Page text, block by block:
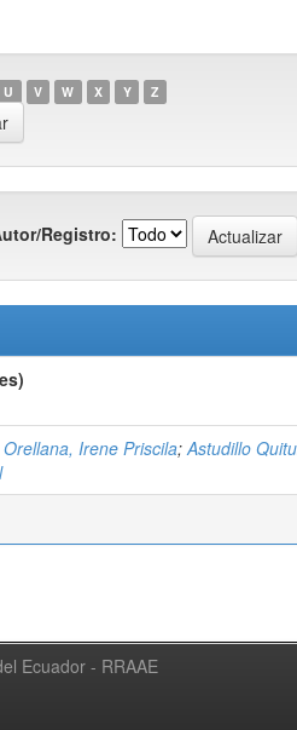
U V W X Y Z
Registro:
Irene Priscila;Astudillo
Ecuador - RRAAE